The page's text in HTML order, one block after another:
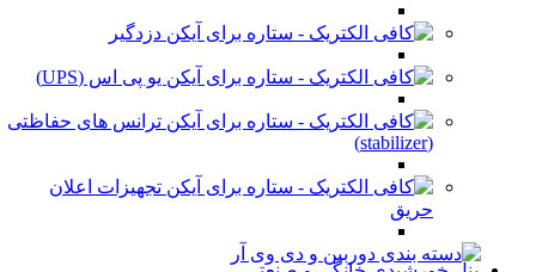
دزدگیر
یو پی اس (UPS)
ترانس های حفاظتی
(stabilizer)
تجهیزات اعلان
حریق